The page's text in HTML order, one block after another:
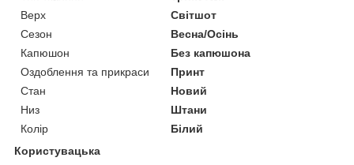
Верх
Світшот
Сезон
Весна/Осінь
Капюшон
Без капюшона
Оздоблення та прикраси
Принт
Стан
Новий
Низ
Штани
Колір
Білий
Користувацька